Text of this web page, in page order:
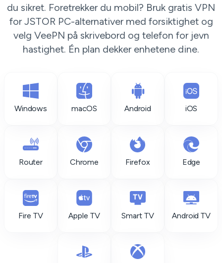
du sikret. Foretrekker du mobil? Bruk gratis VPN
for JSTOR PC-alternativer med forsiktighet og
velg VeePN på skrivebord og telefon for jevn
hastighet. Én plan dekker enhetene dine.
Windows macOS Android iOS
Router Chrome Firefox Edge
Fire TV Apple TV Smart TV Android TV